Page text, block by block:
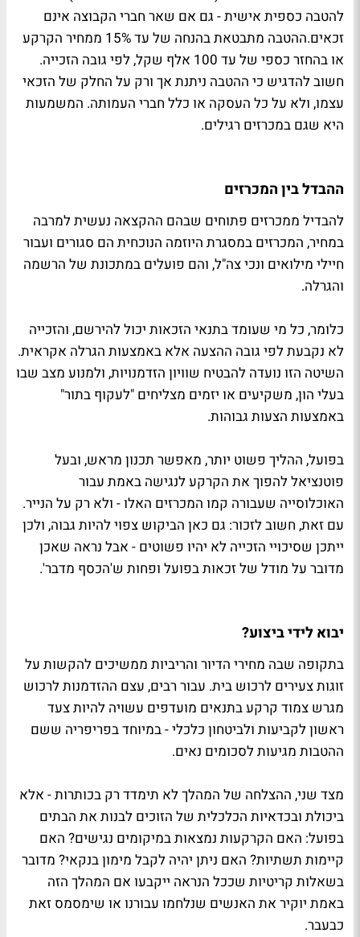
להטבה כספית אישית - גם אם שאר חברי הקבוצה אינם
זכאים.ההטבה מתבטאת בהנחה של עד 15% ממחיר הקרקע
או בהחזר כספי של עד 100 אלף שקל, לפי גובה הזכייה.
חשוב להדגיש כי ההטבה ניתנת אך ורק על החלק של הזכאי
עצמו, ולא על כל העסקה או כלל חברי העמותה. המשמעות
היא שגם במכרזים רגילים.
ההבדל בין המכרזים
להבדיל ממכרזים פתוחים שבהם ההקצאה נעשית למרבה
במחיר, המכרזים במסגרת היוזמה הנוכחית הם סגורים ועבור
חיילי מילואים ונכי צה"ל, והם פועלים במתכונת של הרשמה
והגרלה.
כלומר, כל מי שעומד בתנאי הזכאות יכול להירשם, והזכייה
לא נקבעת לפי גובה ההצעה אלא באמצעות הגרלה אקראית.
השיטה הזו נועדה להבטיח שוויון הזדמנויות, ולמנוע מצב שבו
בעלי הון, משקיעים או יזמים מצליחים "לעקוף בתור"
באמצעות הצעות גבוהות.
בפועל, ההליך פשוט יותר, מאפשר תכנון מראש, ובעל
פוטנציאל להפוך את הקרקע לנגישה באמת עבור
האוכלוסייה שעבורה קמו המכרזים האלו - ולא רק על הנייר.
עם זאת, חשוב לזכור: גם כאן הביקוש צפוי להיות גבוה, ולכן
ייתכן שסיכויי הזכייה לא יהיו פשוטים - אבל נראה שאכן
מדובר על מודל של זכאות בפועל ופחות ש'הכסף מדבר'.
יבוא לידי ביצוע?
בתקופה שבה מחירי הדיור והריביות ממשיכים להקשות על
זוגות צעירים לרכוש בית. עבור רבים, עצם ההזדמנות לרכוש
מגרש צמוד קרקע בתנאים מועדפים עשויה להיות צעד
ראשון לקביעות ולביטחון כלכלי - במיוחד בפריפריה ששם
ההטבות מגיעות לסכומים נאים.
מצד שני, ההצלחה של המהלך לא תימדד רק בכותרות - אלא
ביכולת ובכדאיות הכלכלית של הזוכים לבנות את הבתים
בפועל: האם הקרקעות נמצאות במיקומים נגישים? האם
קיימות תשתיות? האם ניתן יהיה לקבל מימון בנקאי? מדובר
בשאלות קריטיות שככל הנראה ייקבעו אם המהלך הזה
באמת יוקיר את האנשים שנלחמו עבורנו או שימסמס זאת
כבעבר.